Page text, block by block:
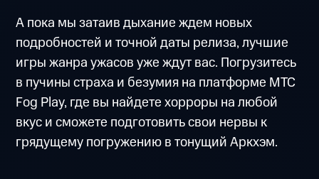
А пока мы затаив дыхание ждем новых
подробностей и точной даты релиза, лучшие
игры жанра ужасов уже ждут вас. Погрузитесь
в пучины страха и безумия на платформе МТС
Fog Play, где вы найдете хорроры на любой
вкус и сможете подготовить свои нервы к
грядущему погружению в тонущий Аркхэм.